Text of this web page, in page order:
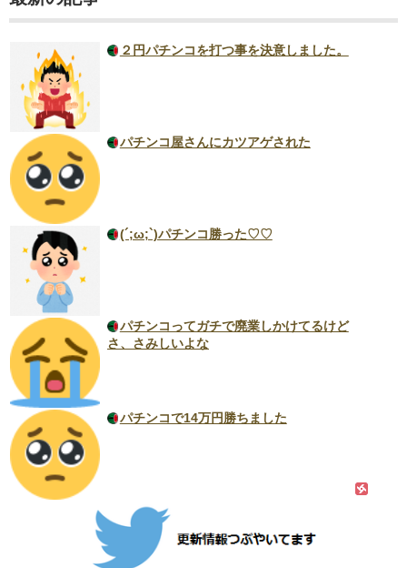
２円パチンコを打つ事を決意しました。
パチンコ屋さんにカツアゲされた
(´;ω;`)パチンコ勝った♡♡
パチンコってガチで廃業しかけてるけど
さ、さみしいよな
パチンコで14万円勝ちました